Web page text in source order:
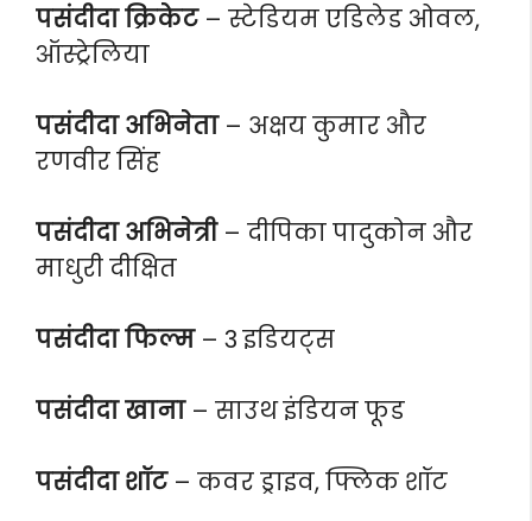
पसंदीदा क्रिकेट– स्टेडियम एडिलेड ओवल,
ऑस्ट्रेलिया
पसंदीदा अभिनेता– अक्षय कुमार और
रणवीर सिंह
पसंदीदा अभिनेत्री– दीपिका पादुकोन और
माधुरी दीक्षित
पसंदीदा फिल्म– 3 इडियट्स
पसंदीदा खाना– साउथ इंडियन फूड
पसंदीदा शॉट– कवर ड्राइव, फ्लिक शॉट